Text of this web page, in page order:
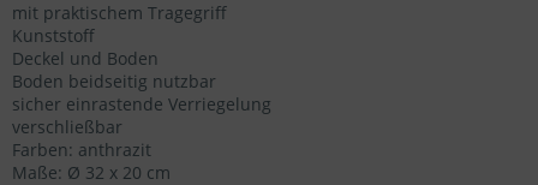
mit praktischem Tragegriff
Kunststoff
Deckel und Boden
Boden beidseitig nutzbar
sicher einrastende Verriegelung
verschließbar
Farben: anthrazit
Maße: Ø 32 x 20 cm